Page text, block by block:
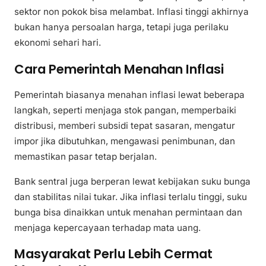
sektor non pokok bisa melambat. Inflasi tinggi akhirnya
bukan hanya persoalan harga, tetapi juga perilaku
ekonomi sehari hari.
Cara Pemerintah Menahan Inflasi
Pemerintah biasanya menahan inflasi lewat beberapa
langkah, seperti menjaga stok pangan, memperbaiki
distribusi, memberi subsidi tepat sasaran, mengatur
impor jika dibutuhkan, mengawasi penimbunan, dan
memastikan pasar tetap berjalan.
Bank sentral juga berperan lewat kebijakan suku bunga
dan stabilitas nilai tukar. Jika inflasi terlalu tinggi, suku
bunga bisa dinaikkan untuk menahan permintaan dan
menjaga kepercayaan terhadap mata uang.
Masyarakat Perlu Lebih Cermat